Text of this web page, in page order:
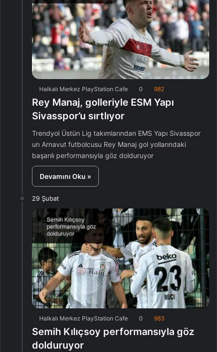
Halkalı Merkez PlayStation Cafe 0 982
Rey Manaj, golleriyle ESM Yapı
Sivasspor’u sırtlıyor
Trendyol Üstün Lig takımlarından EMS Yapı Sivasspor
un Arnavut futbolcusu Rey Manaj gol yollarındaki
başarılı performansıyla göz dolduruyor
Devamını Oku »
29 Şubat
Halkalı Merkez PlayStation Cafe 0 983
Semih Kılıçsoy performansıyla göz
dolduruyor